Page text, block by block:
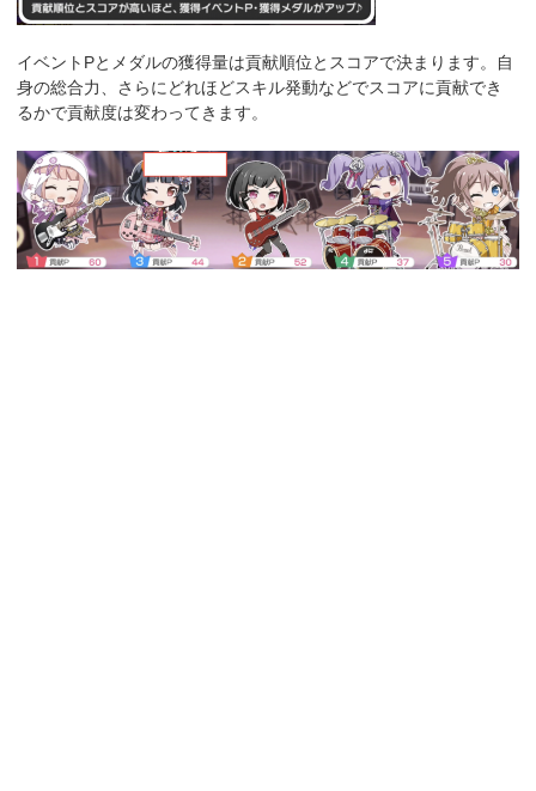
イベントPとメダルの獲得量は貢献順位とスコアで決まります。自
身の総合力、さらにどれほどスキル発動などでスコアに貢献でき
るかで貢献度は変わってきます。